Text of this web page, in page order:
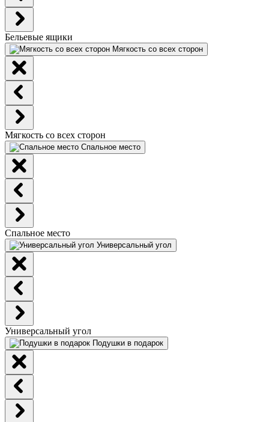
Бельевые ящики
Мягкость со всех сторон
Мягкость со всех сторон
Спальное место
Спальное место
Универсальный угол
Универсальный угол
Подушки в подарок